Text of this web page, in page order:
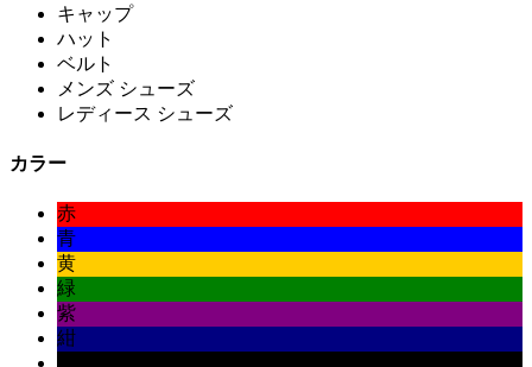
キャップ
ハット
ベルト
メンズ シューズ
レディース シューズ
カラー
赤
青
黄
緑
紫
紺